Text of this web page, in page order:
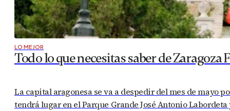
LO MEJOR
Todo lo que necesitas saber de Zaragoza
La capital aragonesa se va a despedir del mes de mayo
tendrá lugar en el Parque Grande José Antonio